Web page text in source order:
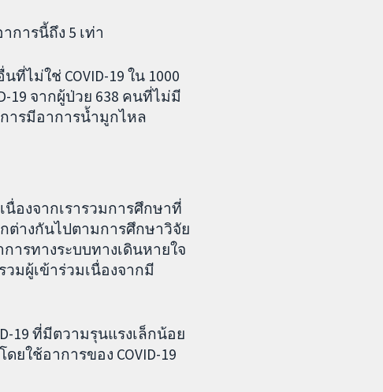
การนี้ถึง 5 เท่า
ไม่ใช่ COVID-19 ใน 1000
19 จากผู้ป่วย 638 คนที่ไม่มี
การมีอาการน้ำมูกไหล
องจากเรารวมการศึกษาที่
ต่างกันไปตามการศึกษาวิจัย
ารทางระบบทางเดินหายใจ
มผู้เข้าร่วมเนื่องจากมี
19 ที่มีตวามรุนแรงเล็กน้อย
ใช้อาการของ COVID-19